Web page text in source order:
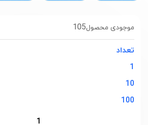
105موجودی محصول
تعداد
1
10
100